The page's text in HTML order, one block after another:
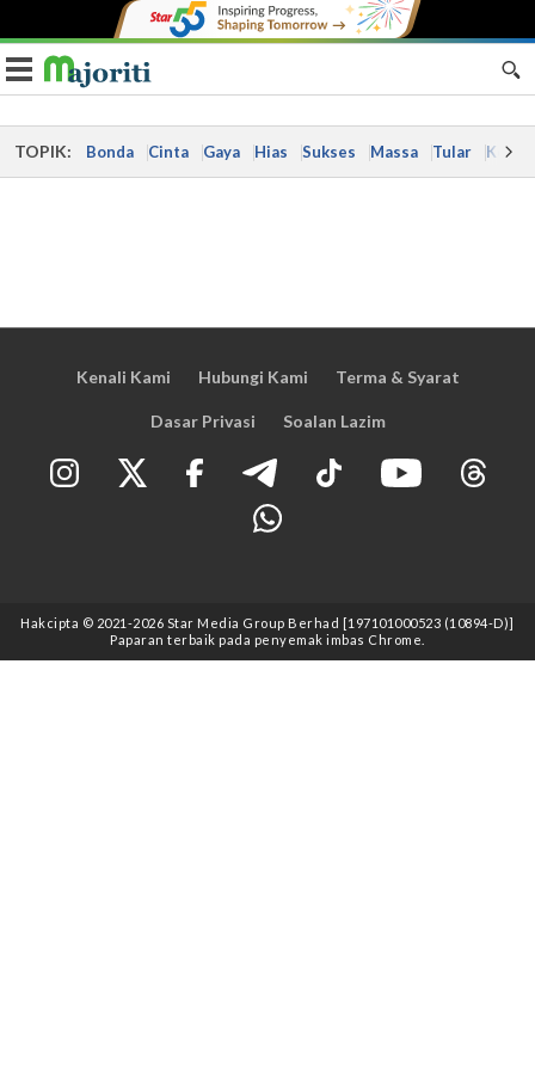
Toggle navigation
TOPIK: Bonda Cinta Gaya Hias Sukses Massa Tular Kes
Kenali Kami Hubungi Kami Terma & Syarat
Dasar Privasi Soalan Lazim
Hakcipta © 2021 -2026 Star Media Group Berhad [197101000523 (10894-D)]
Paparan terbaik pada penyemak imbas Chrome.